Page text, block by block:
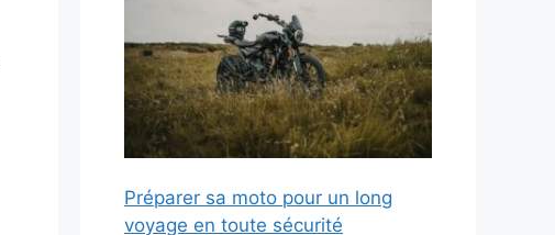
Préparer sa moto pour un long
voyage en toute sécurité